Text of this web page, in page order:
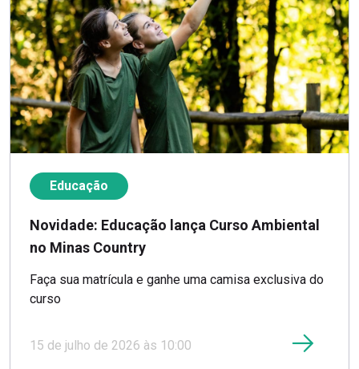
Educação
Novidade: Educação lança Curso Ambiental
no Minas Country
Faça sua matrícula e ganhe uma camisa exclusiva do
curso
15 de julho de 2026 às 10:00